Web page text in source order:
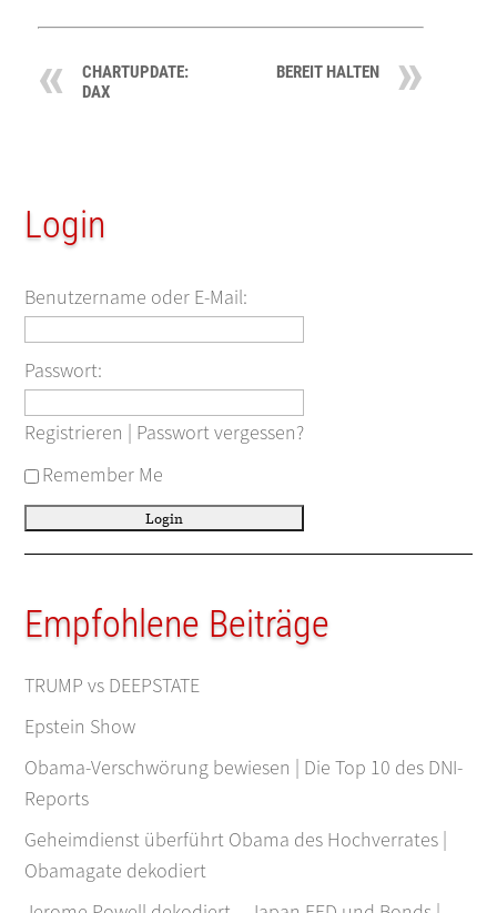
CHARTUPDATE:
DAX
BEREIT HALTEN
Login
Benutzername oder E-Mail:
Passwort:
Registrieren | Passwort vergessen?
Remember Me
Empfohlene Beiträge
TRUMP vs DEEPSTATE
Epstein Show
Obama-Verschwörung bewiesen | Die Top 10 des DNI-
Reports
Geheimdienst überführt Obama des Hochverrates |
Obamagate dekodiert